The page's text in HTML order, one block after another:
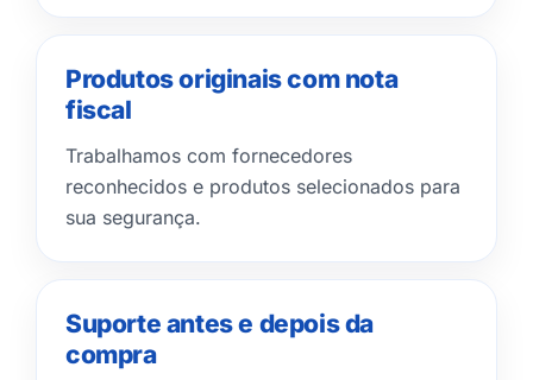
Produtos originais com nota
fiscal
Trabalhamos com fornecedores
reconhecidos e produtos selecionados para
sua segurança.
Suporte antes e depois da
compra